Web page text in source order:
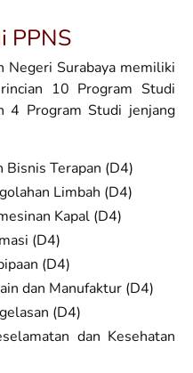
PPNS
Negeri Surabaya memiliki
10 Program Studi
4 Program Studi jenjang
Bisnis Terapan (D4)
Limbah (D4)
Kapal (D4)
(D4)
(D4)
dan Manufaktur (D4)
(D4)
dan Kesehatan